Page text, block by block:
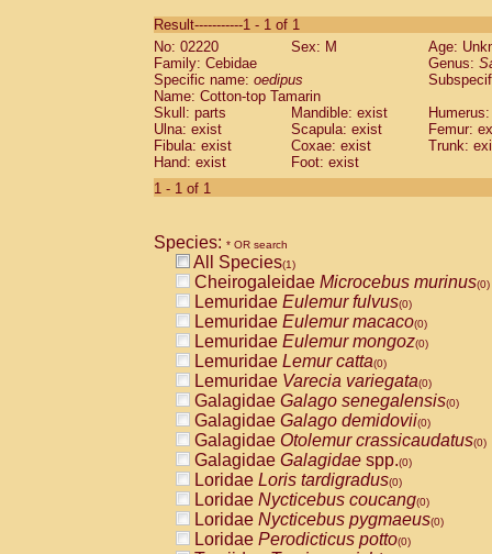
CebidaeSaguinus labiatus(0)
Cebidae Saguinus leucopus (0)
Cebidae
CebidaeSaguinus mystax
Cebidae Saguinus nigricollis (0)
Cebidae Saguinus oedipus
Cebidae Saguinus weddelli
Cebidae Saguinusspp.
Cebidae
CebidaeCebus capucinus
CebidaeCebus nigrivittatus
CebidaeCebus spp.(0)
CebidaeSaimiri boliviensis(0)
CebidaeSaimiri sciureus(0)
AtelidaeAlouatta caraya(0)
AtelidaeAlouatta fusca(0)
AtelidaeAlouatta seniculus(0)
AtelidaeAlouattaspp.(0)
AtelidaeAteles belzebuth(0)
AtelidaeAteles geoffroyi(0)
AtelidaeAteles paniscus(0)
AtelidaeAtelesspp.(0)
AtelidaeLagothrix lagothricha(0)
AtelidaeLagothrix lagothricha cana
PitheciidaeCacajao calvus
Result-----------1 - 1 of 1
No: 02220
Sex: M
Age:
Family: Cebidae
Genus:
Specific name: oedipus
Name: Cotton-top Tamarin
Skull: parts
Mandible: exist
Ulna: exist
Scapula: exist
Femur:
Fibula: exist
Coxae: exist
Trunk:
Hand: exist
Foot: exist
1 - 1 of 1
Species: * OR search
All Species(1)
Cheirogaleidae Microcebus murinus(0)
Lemuridae Eulemur fulvus(0)
Lemuridae Eulemur macaco(0)
Lemuridae Eulemur mongoz(0)
Lemuridae Lemur catta(0)
Lemuridae Varecia variegata(0)
Galagidae Galago senegalensis(0)
Galagidae Galago demidovii(0)
Galagidae Otolemur crassicaudatus(0)
Galagidae Galagidae spp.(0)
Loridae Loris tardigradus(0)
Loridae Nycticebus coucang(0)
Loridae Nycticebus pygmaeus(0)
Loridae Perodicticus potto(0)